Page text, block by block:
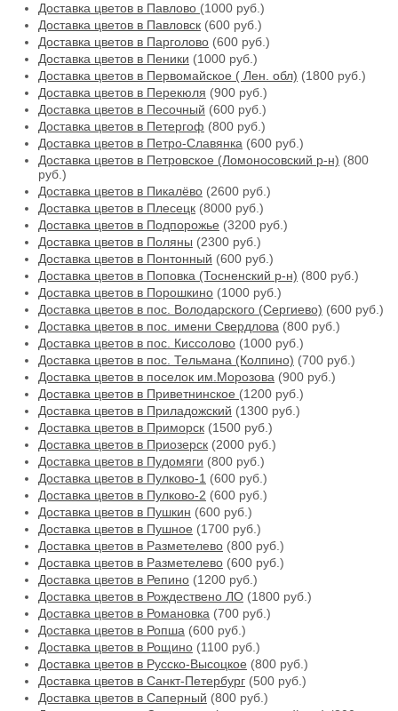
Доставка цветов в Павлово (1000 руб.)
Доставка цветов в Павловск (600 руб.)
Доставка цветов в Парголово (600 руб.)
Доставка цветов в Пеники (1000 руб.)
Доставка цветов в Первомайское ( Лен. обл) (1800 руб.)
Доставка цветов в Перекюля (900 руб.)
Доставка цветов в Песочный (600 руб.)
Доставка цветов в Петергоф (800 руб.)
Доставка цветов в Петро-Славянка (600 руб.)
Доставка цветов в Петровское (Ломоносовский р-н) (800
руб.)
Доставка цветов в Пикалёво (2600 руб.)
Доставка цветов в Плесецк (8000 руб.)
Доставка цветов в Подпорожье (3200 руб.)
Доставка цветов в Поляны (2300 руб.)
Доставка цветов в Понтонный (600 руб.)
Доставка цветов в Поповка (Тосненский р-н) (800 руб.)
Доставка цветов в Порошкино (1000 руб.)
Доставка цветов в пос. Володарского (Сергиево) (600 руб.)
Доставка цветов в пос. имени Свердлова (800 руб.)
Доставка цветов в пос. Киссолово (1000 руб.)
Доставка цветов в пос. Тельмана (Колпино) (700 руб.)
Доставка цветов в поселок им.Морозова (900 руб.)
Доставка цветов в Приветнинское (1200 руб.)
Доставка цветов в Приладожский (1300 руб.)
Доставка цветов в Приморск (1500 руб.)
Доставка цветов в Приозерск (2000 руб.)
Доставка цветов в Пудомяги (800 руб.)
Доставка цветов в Пулково-1 (600 руб.)
Доставка цветов в Пулково-2 (600 руб.)
Доставка цветов в Пушкин (600 руб.)
Доставка цветов в Пушное (1700 руб.)
Доставка цветов в Разметелево (800 руб.)
Доставка цветов в Разметелево (600 руб.)
Доставка цветов в Репино (1200 руб.)
Доставка цветов в Рождествено ЛО (1800 руб.)
Доставка цветов в Романовка (700 руб.)
Доставка цветов в Ропша (600 руб.)
Доставка цветов в Рощино (1100 руб.)
Доставка цветов в Русско-Высоцкое (800 руб.)
Доставка цветов в Санкт-Петербург (500 руб.)
Доставка цветов в Саперный (800 руб.)